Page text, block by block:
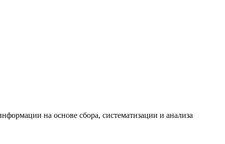
на основе сбора, систематизации и анализа